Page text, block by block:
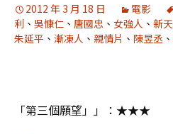
2012 年 3 月 18 日 電影
利 、 吳慷仁 、 唐國忠 、 女強人 、 新
朱延平 、 漸凍人 、 親情片 、 陳昱丞 、
「第三個願望」」：★★★